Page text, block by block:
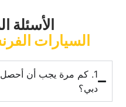
‏الأسئلة
‏السيارات
‏1. كم مرة يجب أن
دبي؟‏